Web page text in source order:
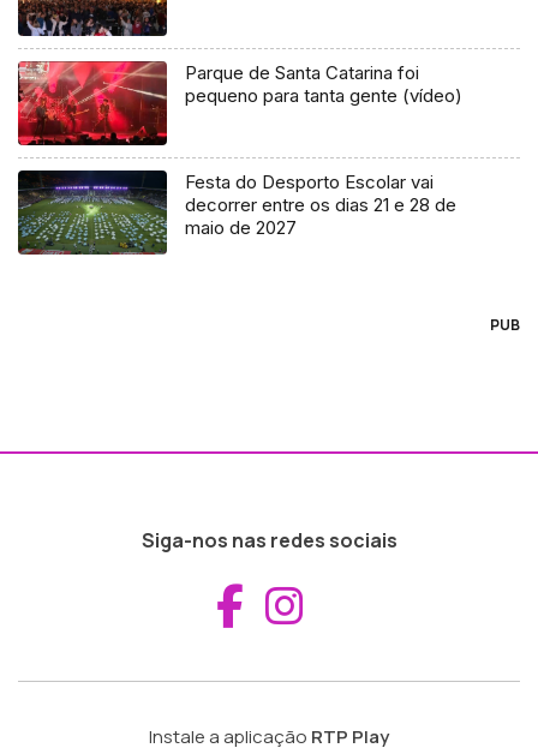
Parque de Santa Catarina foi
pequeno para tanta gente (vídeo)
Festa do Desporto Escolar vai
decorrer entre os dias 21 e 28 de
maio de 2027
PUB
Siga-nos nas redes sociais
Aceder ao
Instale a aplicação RTP Play